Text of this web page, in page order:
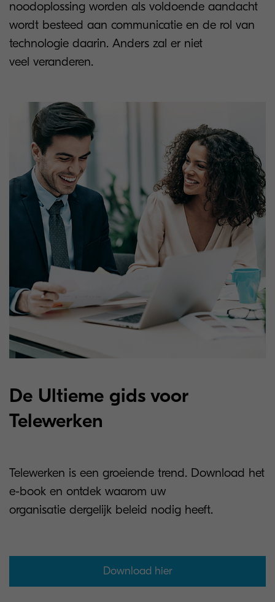
noodoplossing worden als voldoende aandacht
wordt besteed aan communicatie en de rol van
technologie daarin. Anders zal er niet
veel veranderen.
De Ultieme gids voor
Telewerken
Telewerken is een groeiende trend. Download het
e-book en ontdek waarom uw
organisatie dergelijk beleid nodig heeft.
Download hier